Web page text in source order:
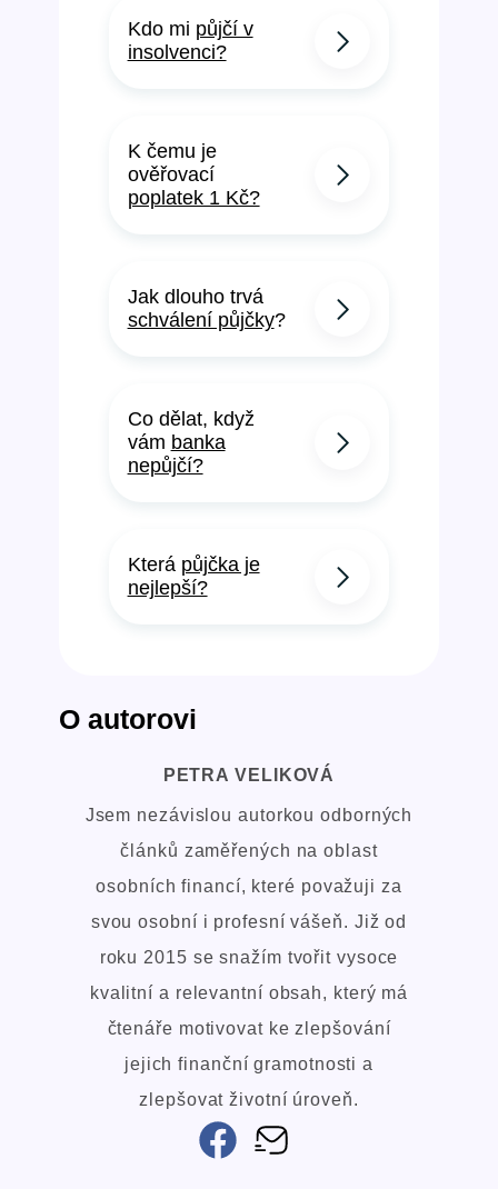
Kdo mi půjčí v
insolvenci?
K čemu je
ověřovací
poplatek 1 Kč?
Jak dlouho trvá
schválení půjčky?
Co dělat, když
vám banka
nepůjčí?
Která půjčka je
nejlepší?
O autorovi
PETRA VELIKOVÁ
Jsem nezávislou autorkou odborných
článků zaměřených na oblast
osobních financí, které považuji za
svou osobní i profesní vášeň. Již od
roku 2015 se snažím tvořit vysoce
kvalitní a relevantní obsah, který má
čtenáře motivovat ke zlepšování
jejich finanční gramotnosti a
zlepšovat životní úroveň.